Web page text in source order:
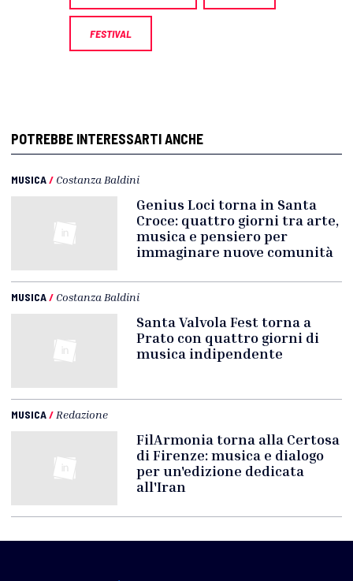
FESTIVAL
POTREBBE INTERESSARTI ANCHE
MUSICA/ Costanza Baldini
Genius Loci torna in Santa
Croce: quattro giorni tra arte,
musica e pensiero per
immaginare nuove comunità
MUSICA/ Costanza Baldini
Santa Valvola Fest torna a
Prato con quattro giorni di
musica indipendente
MUSICA/ Redazione
FilArmonia torna alla Certosa
di Firenze: musica e dialogo
per un'edizione dedicata
all'Iran